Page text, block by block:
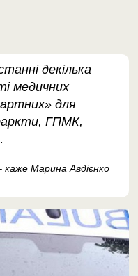
декілька
медичних
для
ГПМК,
каже Марина Авдієнко